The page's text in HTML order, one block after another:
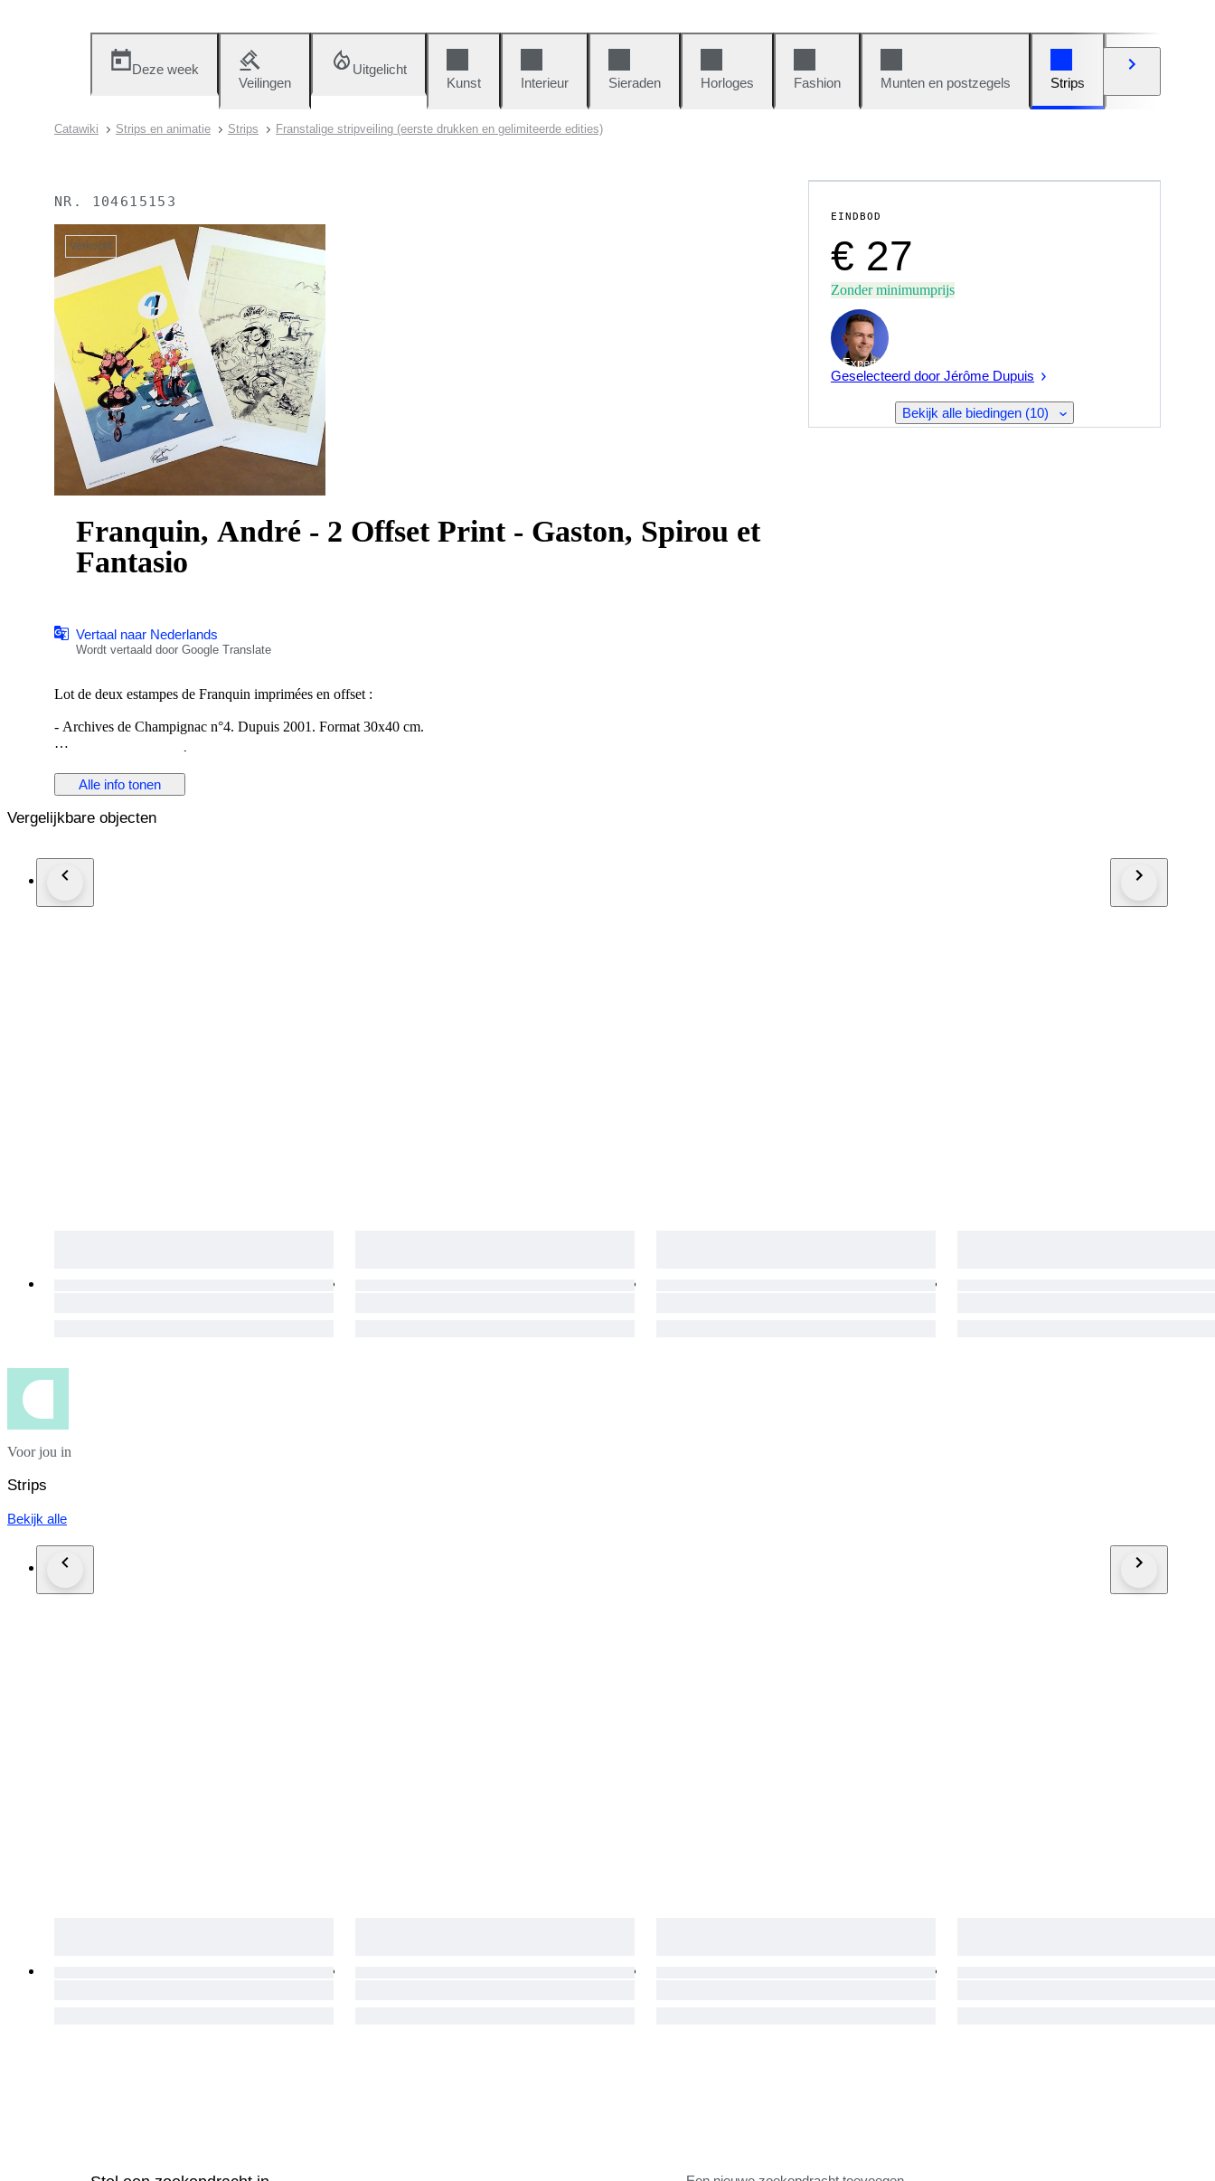
Deze week
Veilingen
Uitgelicht
Kunst
Interieur Sieraden Horloges Fashion Munten en postzegels Strips
Catawiki Strips en animatie Strips Franstalige stripveiling (eerste drukken en gelimiteerde edities)
NR. 104615153
Verkocht
Franquin, André - 2 Offset Print - Gaston, Spirou et
Fantasio
Vertaal naar Nederlands
Wordt vertaald door Google Translate
Lot de deux estampes de Franquin imprimées en offset :
- Archives de Champignac n°4. Dupuis 2001. Format 30x40 cm.
30x40 cm
grand soin et envoyé avec suivi. Si toutefois un colis vous arrive endommagé, merci de le refuser au livreur.
Alle info tonen
EINDBOD
€ 27
Zonder minimumprijs
Expert
Geselecteerd door Jérôme Dupuis
Bekijk alle biedingen (10)
Vergelijkbare objecten
Voor jou in
Strips
Bekijk alle